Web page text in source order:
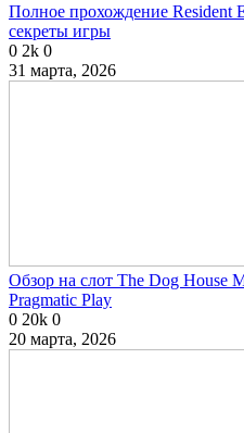
Полное прохождение Resident
секреты игры
0 2k 0
31 марта, 2026
Обзор на слот The Dog House
Pragmatic Play
0 20k 0
20 марта, 2026